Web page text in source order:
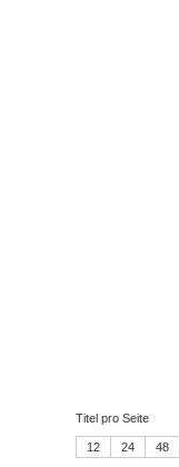
Titel pro Seite
12 24 48